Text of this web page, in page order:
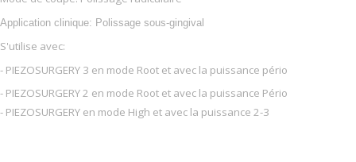
Application clinique: Polissage sous-gingival
S'utilise avec:
- PIEZOSURGERY 3 en mode Root et avec la puissance pério
- PIEZOSURGERY 2 en mode Root et avec la puissance Pério
- PIEZOSURGERY en mode High et avec la puissance 2-3